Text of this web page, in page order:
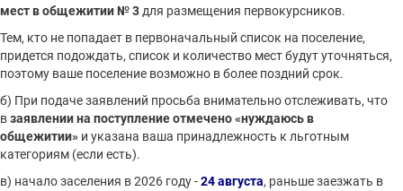
мест в общежитии № 3 для размещения первокурсников.
Тем, кто не попадает в первоначальный список на поселение,
придется подождать, список и количество мест будут уточняться,
поэтому ваше поселение возможно в более поздний срок.
б) При подаче заявлений просьба внимательно отслеживать, что
взаявлении на поступление отмечено «нуждаюсь в
общежитии» и указана ваша принадлежность к льготным
категориям (если есть).
в) начало заселения в 2026 году -24 августа, раньше заезжать в